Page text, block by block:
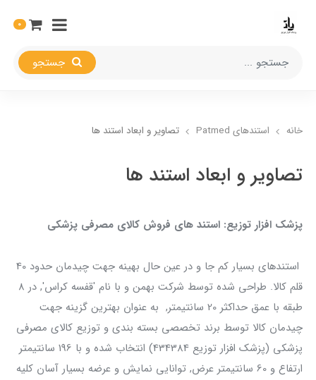
0
خانه استندهای Patmed تصاویر و ابعاد استند ها
تصاویر و ابعاد استند ها
پزشک افزار توزیع: استند های فروش کالای مصرفی پزشکی
استندهای بسیار کم جا و در عین حال بهینه جهت چیدمان حدود 40
قلم کالا. طراحی شده توسط شرکت بهمن و با نام 'قفسه کراس', در 8
طبقه با عمق حداکثر 20 سانتیمتر, به عنوان بهترین گزینه جهت
چیدمان کالا توسط برند تخصصی بسته بندی و توزیع کالای مصرفی
پزشکی (پزشک افزار توزیع 434384) انتخاب شده و با 196 سانتیمتر
ارتفاع و 60 سانتیمتر عرض, توانایی نمایش و عرضه بسیار آسان کلیه